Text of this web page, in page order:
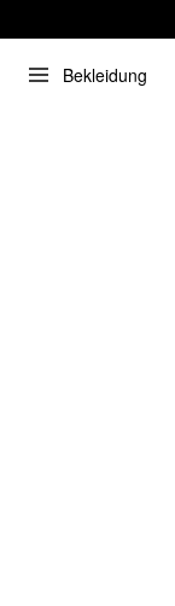
Bekleidung